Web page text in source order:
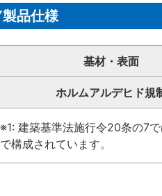
製品仕様
基材・表面
ホルムアルデヒド規
※1: 建築基準法施行令20条の7
で構成されています。